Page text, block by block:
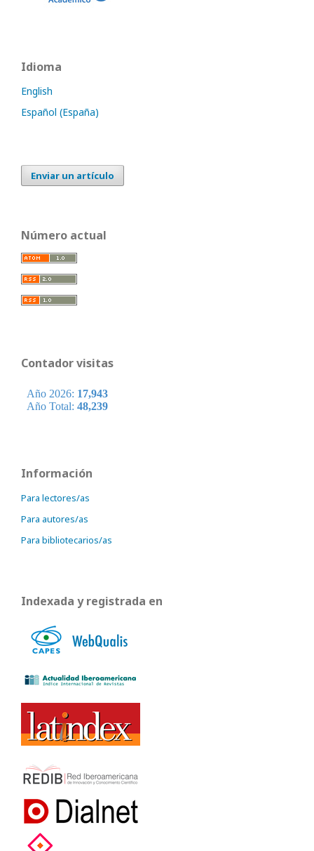
Idioma
English
Español (España)
Enviar un artículo
Número actual
Contador visitas
Información
Para lectores/as
Para autores/as
Para bibliotecarios/as
Indexada y registrada en